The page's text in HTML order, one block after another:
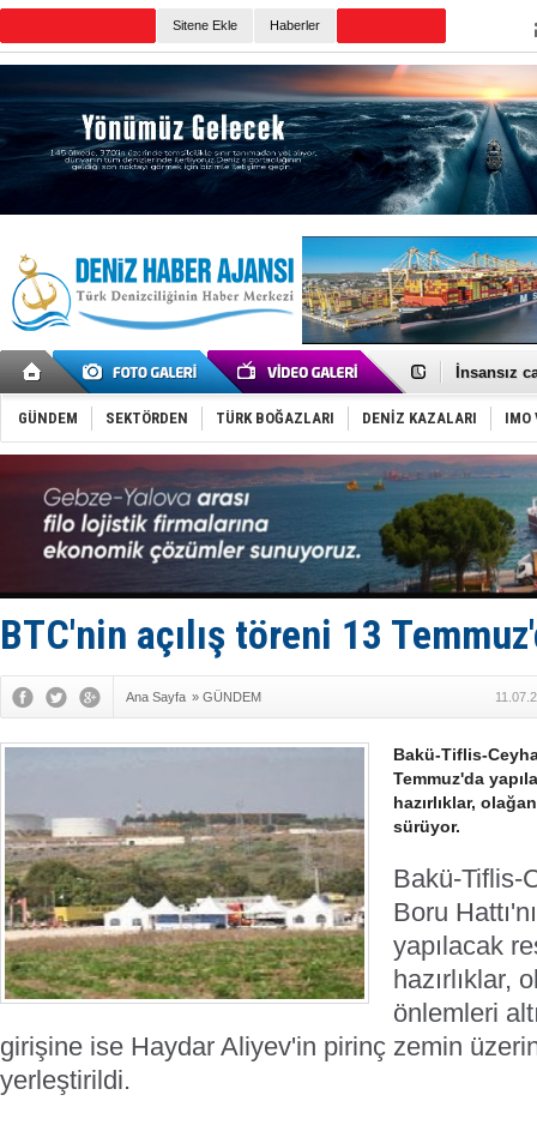
Sitene Ekle Haberler
İnsansız
Yüzyıl
Anadolu
Derince,
Tüpraş,
İTU AUV,
LNG
PROYAD,
Türkiye-
Türk
Deniz
Fairline,
GÜNDEM SEKTÖRDEN TÜRK BOĞAZLARI DENİZ KAZALARI IMO
BTC'nin açılış töreni 13
Ana Sayfa » GÜNDEM
Bakü-Tiflis-
Temmuz'da
hazırlıklar,
sürüyor.
Bakü-Tiflis-
Boru
yapılacak
hazırlıklar,
önlemleri
girişine ise Haydar Aliyev'in pirinç zemin
yerleştirildi.